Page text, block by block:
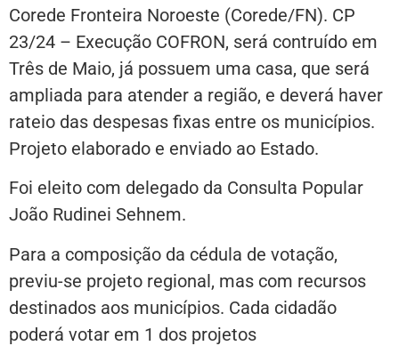
Corede Fronteira Noroeste (Corede/FN). CP
23/24 – Execução COFRON, será contruído em
Três de Maio, já possuem uma casa, que será
ampliada para atender a região, e deverá haver
rateio das despesas fixas entre os municípios.
Projeto elaborado e enviado ao Estado.
Foi eleito com delegado da Consulta Popular
João Rudinei Sehnem.
Para a composição da cédula de votação,
previu-se projeto regional, mas com recursos
destinados aos municípios. Cada cidadão
poderá votar em 1 dos projetos